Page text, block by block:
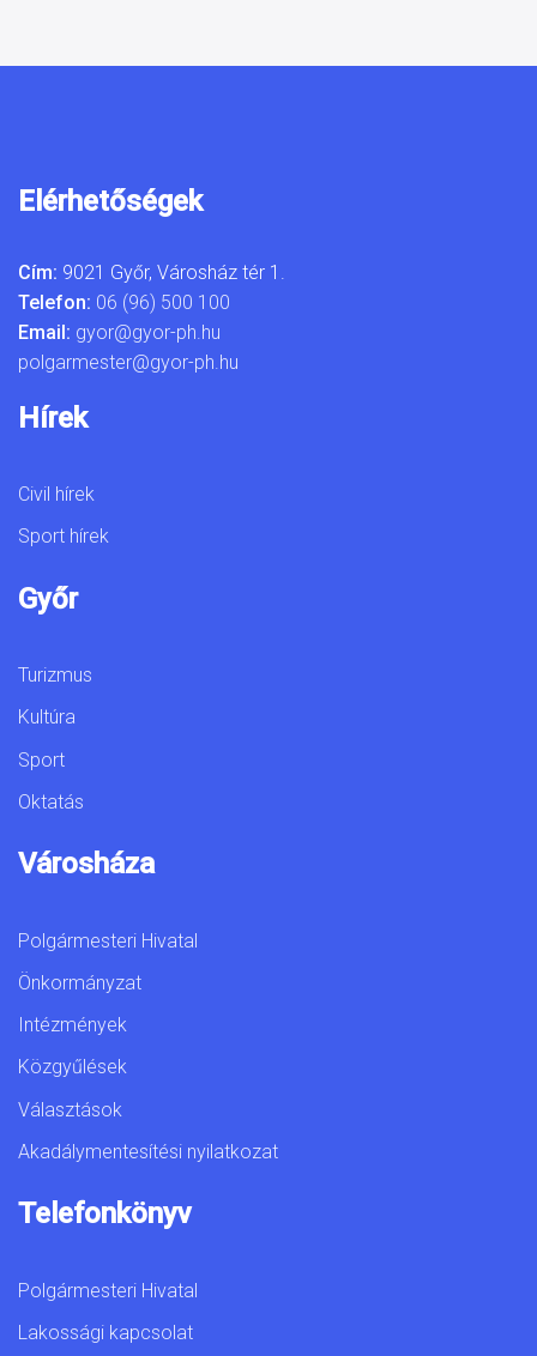
Elérhetőségek
Cím: 9021 Győr, Városház tér 1.
Telefon: 06 (96) 500 100
Email: gyor@gyor-ph.hu
polgarmester@gyor-ph.hu
Hírek
Civil hírek
Sport hírek
Győr
Turizmus
Kultúra
Sport
Oktatás
Városháza
Polgármesteri Hivatal
Önkormányzat
Intézmények
Közgyűlések
Választások
Akadálymentesítési nyilatkozat
Telefonkönyv
Polgármesteri Hivatal
Lakossági kapcsolat